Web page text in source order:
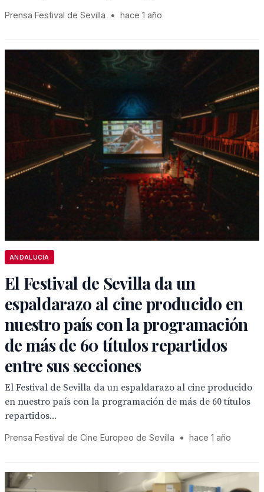
Prensa Festival de Sevilla • hace 1 año
ANDALUCÍA
El Festival de Sevilla da un
espaldarazo al cine producido en
nuestro país con la programación
de más de 60 títulos repartidos
entre sus secciones
El Festival de Sevilla da un espaldarazo al cine producido
en nuestro país con la programación de más de 60 títulos
repartidos...
Prensa Festival de Cine Europeo de Sevilla • hace 1 año